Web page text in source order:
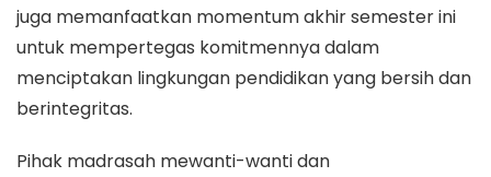
juga memanfaatkan momentum akhir semester ini
untuk mempertegas komitmennya dalam
menciptakan lingkungan pendidikan yang bersih dan
berintegritas.
​Pihak madrasah mewanti-wanti dan